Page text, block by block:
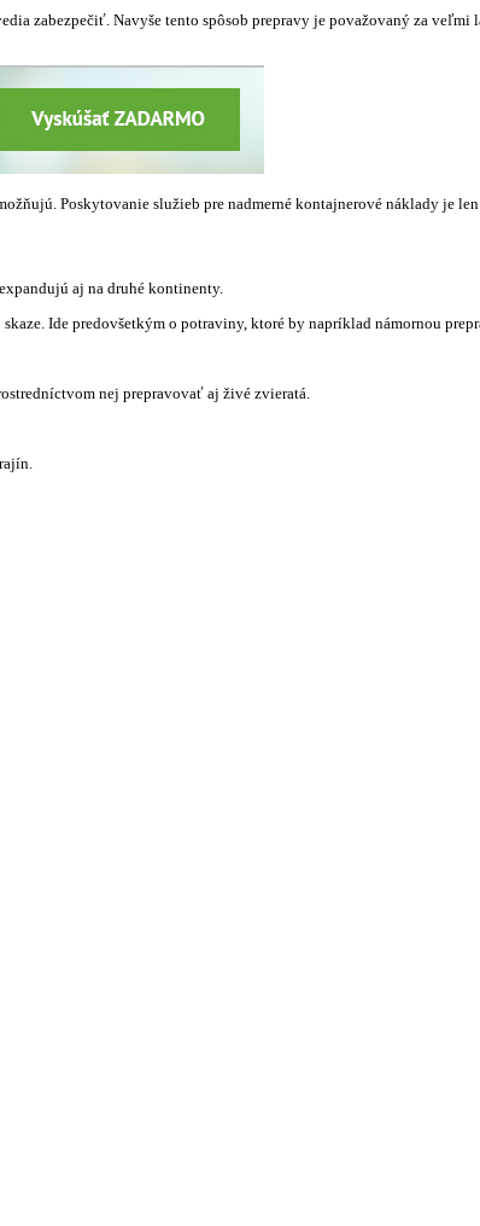
zabezpečiť. Navyše tento spôsob prepravy je považovaný za
Poskytovanie služieb pre nadmerné kontajnerové náklady je
aj na druhé kontinenty.
Ide predovšetkým o potraviny, ktoré by napríklad námornou
nej prepravovať aj živé zvieratá.